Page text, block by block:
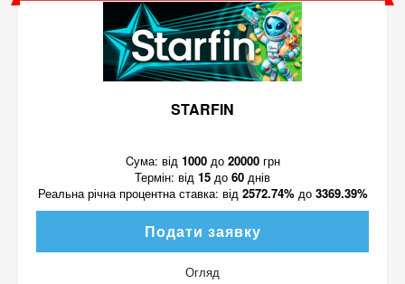
STARFIN
Cума: від 1000до 20000грн
Термін: від 15 до 60 днів
Реальна річна процентна ставка: від 2572.74%до 3369.39%
Подати заявку
Огляд